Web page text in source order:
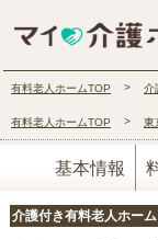
有料老人ホームTOP 介
有料老人ホームTOP 東
基本情報
介護付き有料老人ホーム